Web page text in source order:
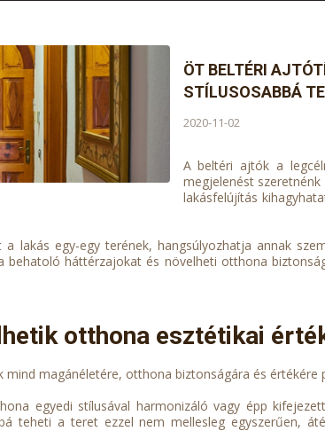
ÖT BELTÉRI
STÍLUSOSABBÁ
2020-11-02
A beltéri ajtók a
megjelenést
lakásfelújítás
lakás egy-egy terének, hangsúlyozhatja annak
behatoló háttérzajokat és növelheti otthona
otthona esztétikai
magánéletére, otthona biztonságára és értékére
egyedi stílusával harmonizáló vagy épp
teheti a teret ezzel nem mellesleg egyszerűen,